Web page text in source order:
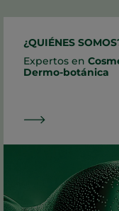
¿QUIÉNES
Expertos en
Dermo-botánica